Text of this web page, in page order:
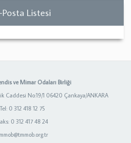
Posta Listesi
ve Mimar Odaları Birliği
Caddesi No:19/1 06420 Çankaya/ANKARA
Tel: 0 312 418 12 75
0 312 417 48 24